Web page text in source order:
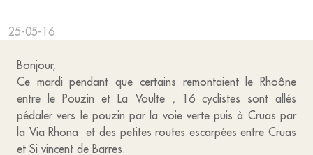
25-05-16
Bonjour,
Ce mardi pendant que certains remontaient le Rhoône
entre le Pouzin et La Voulte , 16 cyclistes sont allés
pédaler vers le pouzin par la voie verte puis à Cruas par
la Via Rhona et des petites routes escarpées entre Cruas
et Si vincent de Barres.